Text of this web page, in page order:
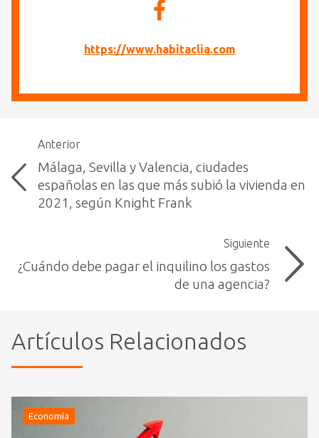
https://www.habitaclia.com
Anterior
Málaga, Sevilla y Valencia, ciudades
españolas en las que más subió la vivienda en
2021, según Knight Frank
Siguiente
¿Cuándo debe pagar el inquilino los gastos
de una agencia?
Artículos Relacionados
Economía